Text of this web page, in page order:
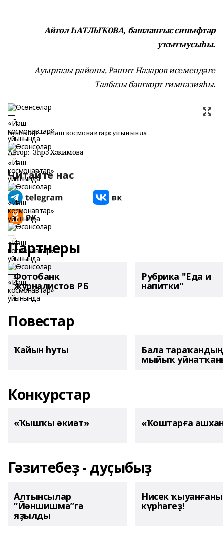
Айгөл ҺАТЛЫҠОВА, башланғыс синыфтар
уҡытыусыһы.
Ауырғазы районы, Рәшит Назаров исемендәге
Талбазы башҡорт гимназияһы.
Өсөнсөләр — «Йәш космонавтар» уйынында
Автор: Зөһрә Хәкимова
Читайте нас
Партнеры
Фотобанк
журналистов РБ
Рубрика "Еда и
напитки"
Повестар
Ҡайын һуты Бала тараҡандың
мыйыҡ
Конкурстар
«Ҡышҡы әкиәт» «Ҡоштарға
Гәзитебеҙ - дуҫыбыҙ
Алтынсылар
“Йәншишмә”гә
яҙылды
Нисек
күрһәгеҙ!